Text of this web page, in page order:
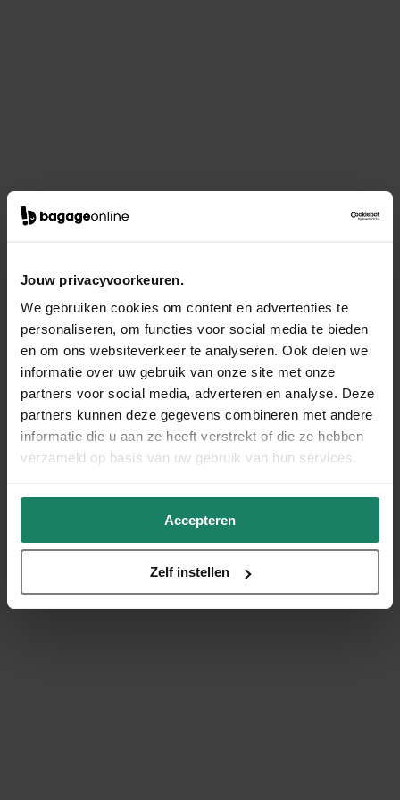
Jouw privacyvoorkeuren.
We gebruiken cookies om content en advertenties te
personaliseren, om functies voor social media te bieden
en om ons websiteverkeer te analyseren. Ook delen we
informatie over uw gebruik van onze site met onze
partners voor social media, adverteren en analyse. Deze
partners kunnen deze gegevens combineren met andere
informatie die u aan ze heeft verstrekt of die ze hebben
verzameld op basis van uw gebruik van hun services.
Accepteren
Zelf instellen